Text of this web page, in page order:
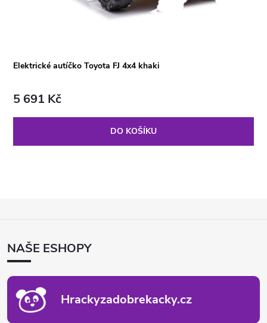
Elektrické autíčko Toyota FJ 4x4 khaki
5 691 Kč
DO KOŠÍKU
ANAŠE ESHOPY
Hrackyzadobrekacky.cz